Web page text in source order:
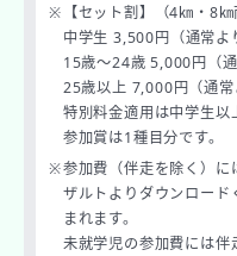
※
【セット割】（4㎞・8
中学生 3,500円（通常よ
15歳～24歳 5,000円（
25歳以上 7,000円（通常
特別料金適用は中学生以
参加賞は1種目分です。
※参加費（伴走を除く）に
ザルトよりダウンロー
まれます。
未就学児の参加費には